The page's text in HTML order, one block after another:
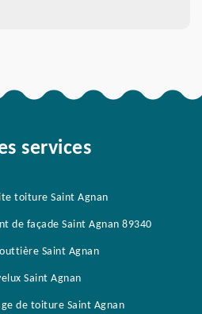
services
toiture Saint Agnan
de façade Saint Agnan 89340
Saint Agnan
Saint Agnan
de toiture Saint Agnan